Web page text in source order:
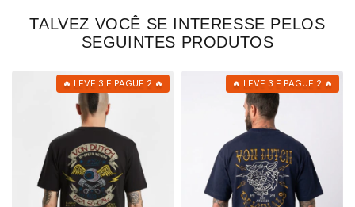
TALVEZ VOCÊ SE INTERESSE PELOS
SEGUINTES PRODUTOS
🔥 LEVE 3 E PAGUE 2 🔥 🔥 LEVE 3 E PAGUE 2 🔥